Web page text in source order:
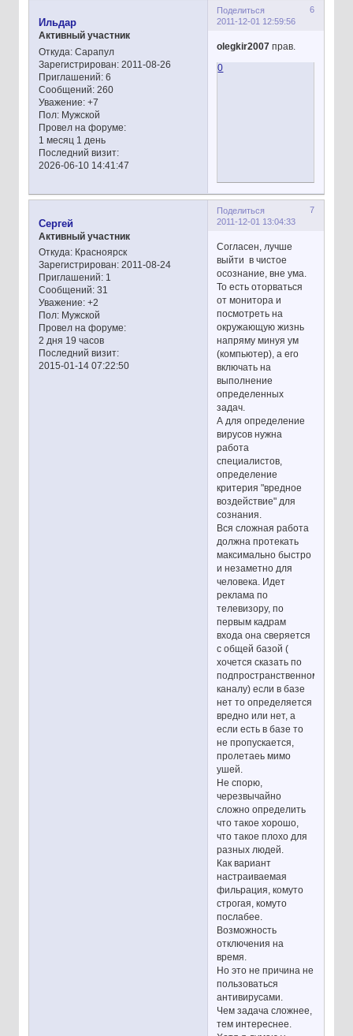
Поделиться
6
2011-12-01 12:59:56
Ильдар
Активный участник
Откуда:Сарапул
Зарегистрирован: 2011-08-26
Приглашений:6
Сообщений:260
Уважение: +7
Пол:Мужской
Провел на форуме:
1 месяц 1 день
Последний визит:
2026-06-10 14:41:47
olegkir2007 прав.
0
Поделиться
7
2011-12-01 13:04:33
Сергей
Активный участник
Откуда:Красноярск
Зарегистрирован: 2011-08-24
Приглашений:1
Сообщений:31
Уважение: +2
Пол:Мужской
Провел на форуме:
2 дня 19 часов
Последний визит:
2015-01-14 07:22:50
Согласен, лучше
выйти в чистое
осознание, вне ума.
То есть оторваться
от монитора и
посмотреть на
окружающую жизнь
напряму минуя ум
(компьютер), а его
включать на
выполнение
определенных
задач.
А для определение
вирусов нужна
работа
специалистов,
определение
критерия "вредное
воздействие" для
сознания.
Вся сложная работа
должна протекать
максимально быстро
и незаметно для
человека. Идет
реклама по
телевизору, по
первым кадрам
входа она сверяется
с общей базой (
хочется сказать по
подпространственному
каналу) если в базе
нет то определяется
вредно или нет, а
если есть в базе то
не пропускается,
пролетаеь мимо
ушей.
Не спорю,
черезвычайно
сложно определить
что такое хорошо,
что такое плохо для
разных людей.
Как вариант
настраиваемая
фильрация, комуто
строгая, комуто
послабее.
Возможность
отключения на
время.
Но это не причина не
пользоваться
антивирусами.
Чем задача сложнее,
тем интереснее.